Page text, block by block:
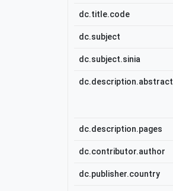
dc.title.code
dc.subject
dc.subject.sinia
dc.description.abstract
dc.description.pages
dc.contributor.author
dc.publisher.country